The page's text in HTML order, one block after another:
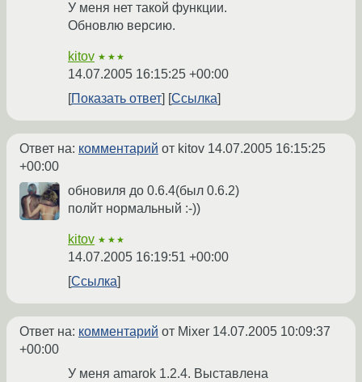
У меня нет такой функции.
Обновлю версию.
kitov ★★★
14.07.2005 16:15:25 +00:00
Показать ответ
Ссылка
Ответ на: комментарий от kitov 14.07.2005 16:15:25
+00:00
обновиля до 0.6.4(был 0.6.2)
полйт нормальный :-))
kitov ★★★
14.07.2005 16:19:51 +00:00
Ссылка
Ответ на: комментарий от Mixer 14.07.2005 10:09:37
+00:00
У меня amarok 1.2.4. Выставлена